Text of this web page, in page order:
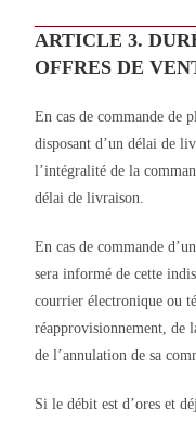
ARTICLE 3.
OFFRES DE
En cas de commande de
disposant d’un délai de
l’intégralité de la
délai de livraison.
En cas de commande
sera informé de cette
courrier électronique ou
réapprovisionnement, de
de l’annulation de sa
Si le débit est d’ores et